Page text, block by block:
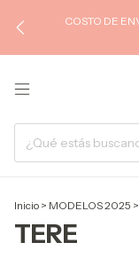
COSTO DE
Inicio > MODELOS 2025 >
TERE